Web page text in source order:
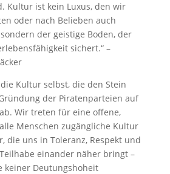
Kultur ist kein Luxus, den wir
oder nach Belieben auch
der geistige Boden, der
sichert.“ –
Kultur selbst, die den Stein
der Piratenparteien auf
Wir treten für eine offene,
Menschen zugängliche Kultur
die uns in Toleranz, Respekt und
einander näher bringt –
keiner Deutungshoheit